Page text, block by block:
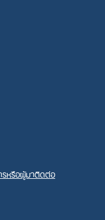
รหรือผู้มาติดต่อ